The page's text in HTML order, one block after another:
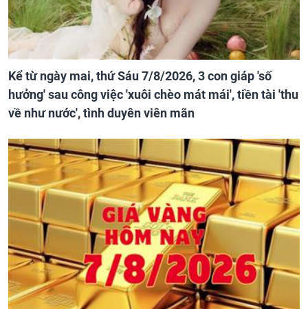
Kể từ ngày mai, thứ Sáu 7/8/2026, 3 con giáp 'số
hưởng' sau công việc 'xuôi chèo mát mái', tiền tài 'thu
về như nước', tình duyên viên mãn